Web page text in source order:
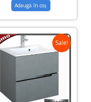
Adaugă în coș
Sale!